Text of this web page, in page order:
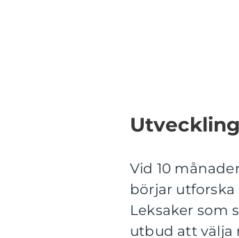
Vid 10
börjar
Leksaker som
utbud att välja